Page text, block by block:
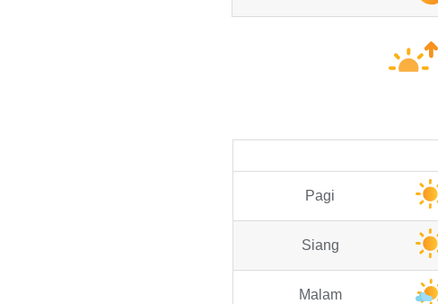
Pagi
Siang
Malam